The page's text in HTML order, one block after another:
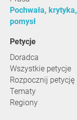
Pochwała, krytyka,
pomysł
Petycje
Doradca
Wszystkie petycje
Rozpocznij petycję
Tematy
Regiony